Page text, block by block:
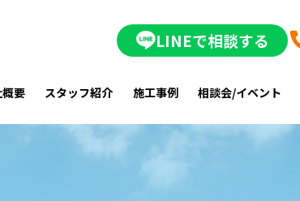
LINEで相談する
要 スタッフ紹介 施工事例 相談会/イベント